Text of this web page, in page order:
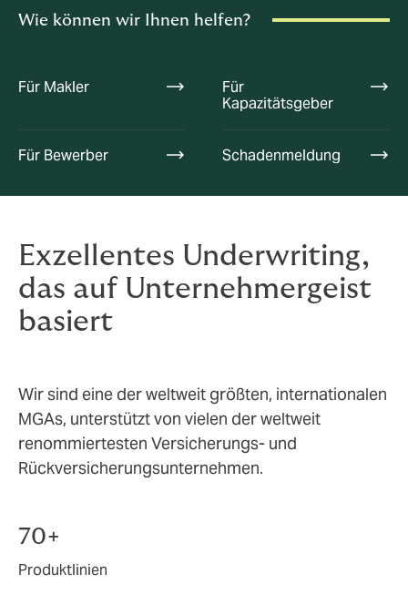
Wie können wir Ihnen helfen?
Für Makler
Für
Kapazitätsgeber
Für Bewerber Schadenmeldung
Exzellentes Underwriting,
das auf Unternehmergeist
basiert
Wir sind eine der weltweit größten, internationalen
MGAs, unterstützt von vielen der weltweit
renommiertesten Versicherungs- und
Rückversicherungsunternehmen.
70+
Produktlinien